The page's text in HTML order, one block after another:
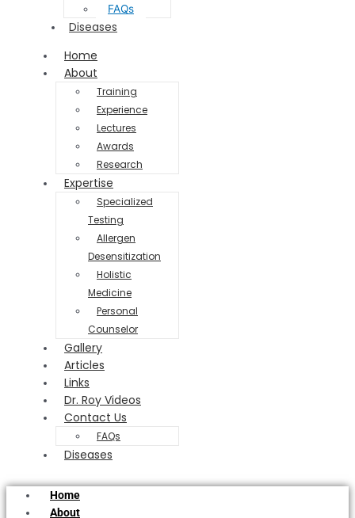
FAQs
Diseases
Home
About
Training
Experience
Lectures
Awards
Research
Expertise
Specialized
Testing
Allergen
Desensitization
Holistic
Medicine
Personal
Counselor
Gallery
Articles
Links
Dr. Roy Videos
Contact Us
FAQs
Diseases
Home
About